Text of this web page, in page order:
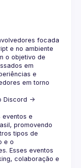
focada
e no ambiente
o objetivo de
em
e
em torno
Discord ->
eventos e
promovendo
tipos de
e o
Esses eventos
colaboração e